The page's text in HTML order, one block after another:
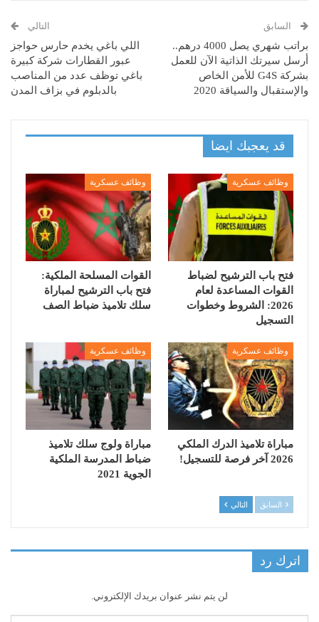
السابق
براتب شهري يصل 4000 درهم..
أرسل سيرتك الذاتية الآن للعمل
بشركة G4S للأمن الخاص
والإستقبال والسياقة 2020
التالي
اللي باغي يخدم حارس حواجز
عبور القطارات شركة كبيرة
باغي توظف عدد من المناصب
بالدبلوم في بزاف المدن
قد يعجبك ايضا
وظائف عسكرية
فتح باب الترشيح لضباط
القوات المساعدة لعام
2026: الشروط وخطوات
التسجيل
وظائف عسكرية
القوات المسلحة الملكية:
فتح باب الترشيح لمباراة
سلك تلاميذ ضباط الصف
وظائف عسكرية
مباراة تلاميذ الدرك الملكي
2026 آخر فرصة للتسجيل!
وظائف عسكرية
مباراة ولوج سلك تلاميذ
ضباط المدرسة الملكية
الجوية 2021
السابق التالي
اترك رد
لن يتم نشر عنوان بريدك الإلكتروني.